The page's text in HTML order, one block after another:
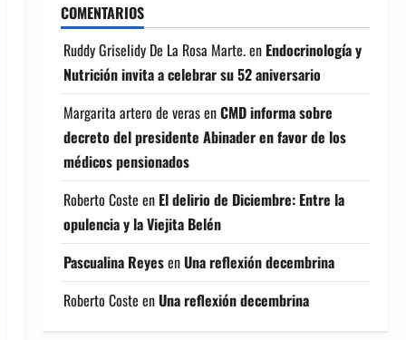
COMENTARIOS
Ruddy Griselidy De La Rosa Marte.en Endocrinología y
Nutrición invita a celebrar su 52 aniversario
Margarita artero de verasenCMD informa sobre
decreto del presidente Abinader en favor de los
médicos pensionados
Roberto Coste en El delirio de Diciembre: Entre la
opulencia y la Viejita Belén
Pascualina ReyesenUna reflexión decembrina
Roberto Coste enUna reflexión decembrina